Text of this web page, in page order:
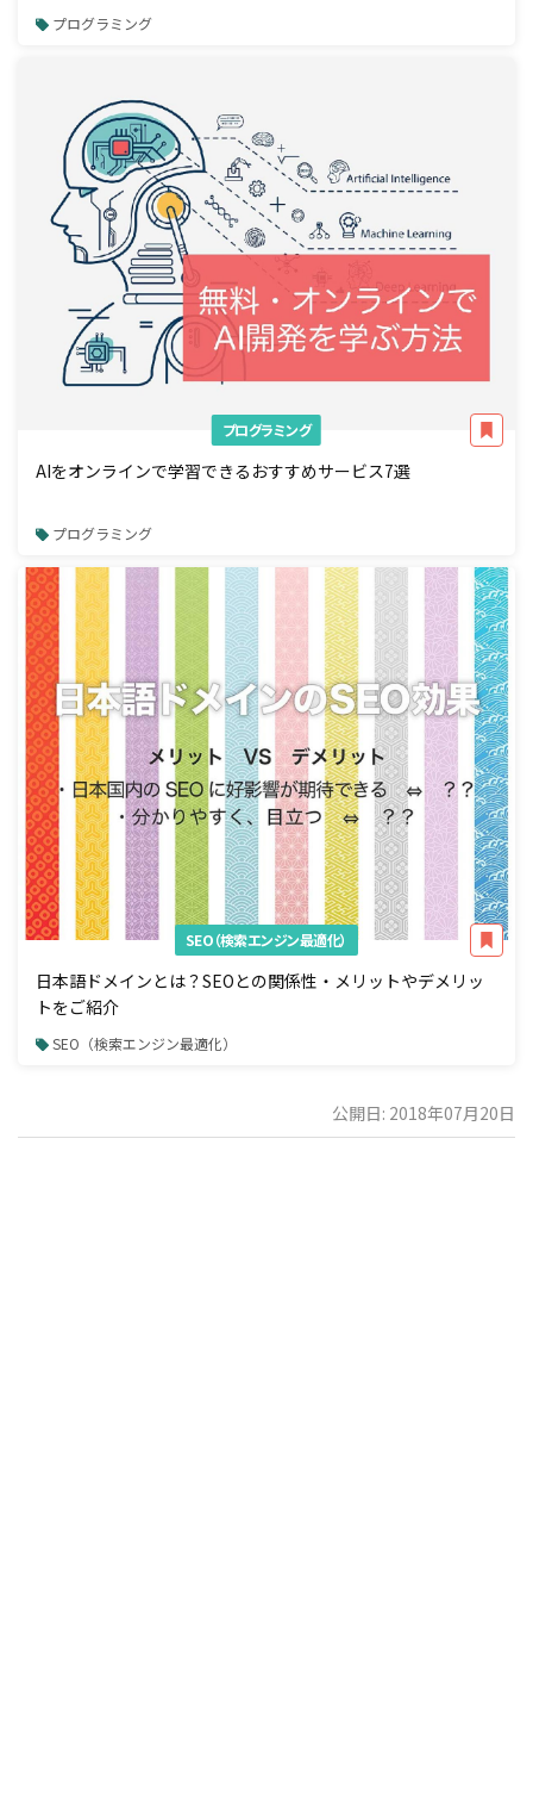
プログラミング
プログラミング
AIをオンラインで学習できるおすすめサービス7選
プログラミング
SEO（検索エンジン最適化）
日本語ドメインとは？SEOとの関係性・メリットやデメリッ
トをご紹介
SEO（検索エンジン最適化）
公開日: 2018年07月20日